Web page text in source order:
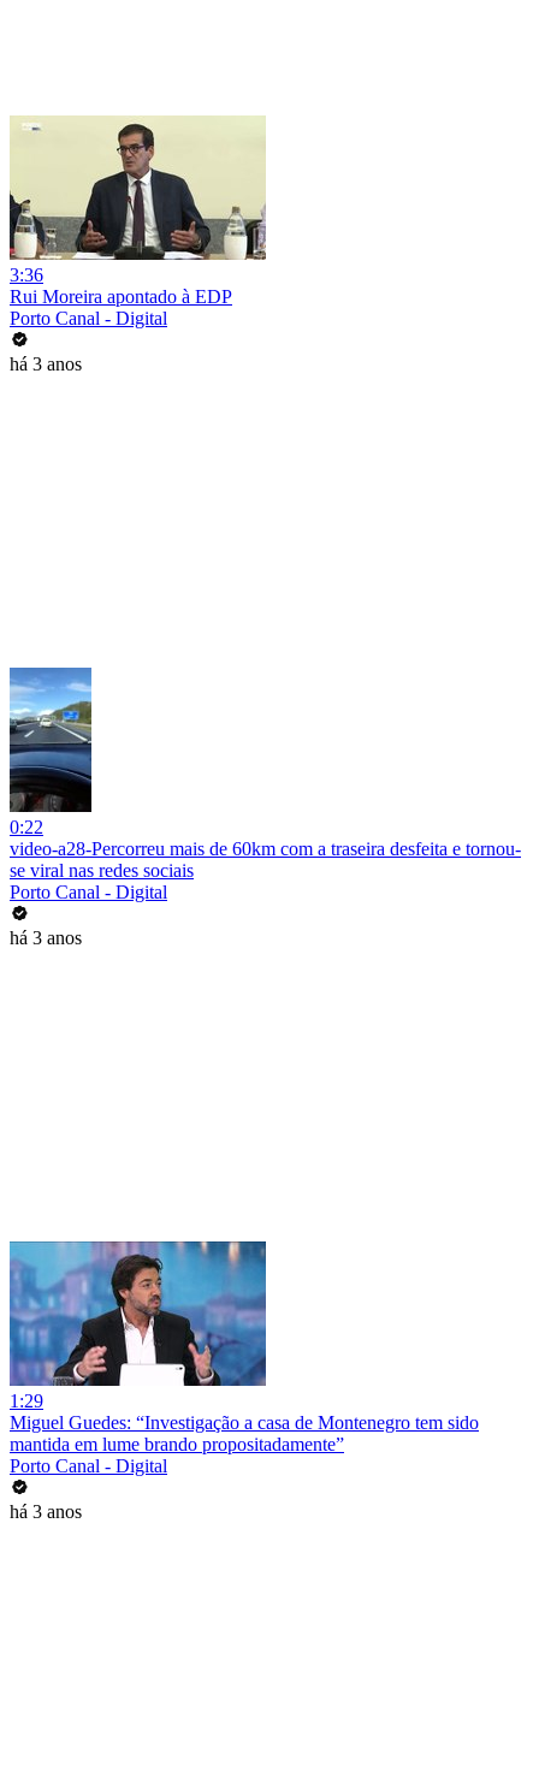
3:36
Rui Moreira apontado à EDP
Porto Canal - Digital
há 3 anos
0:22
video-a28-Percorreu mais de 60km com a traseira desfeita e tornou-
se viral nas redes sociais
Porto Canal - Digital
há 3 anos
1:29
Miguel Guedes: “Investigação a casa de Montenegro tem sido
mantida em lume brando propositadamente”
Porto Canal - Digital
há 3 anos